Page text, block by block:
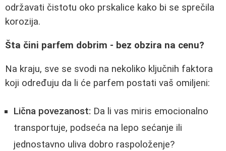
održavati čistotu oko prskalice kako bi se sprečila
korozija.
Šta čini parfem dobrim - bez obzira na cenu?
Na kraju, sve se svodi na nekoliko ključnih faktora
koji određuju da li će parfem postati vaš omiljeni:
Lična povezanost: Da li vas miris emocionalno
transportuje, podseća na lepo sećanje ili
jednostavno uliva dobro raspoloženje?